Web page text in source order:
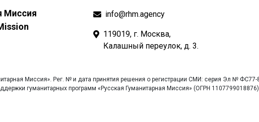
Миссия
info@rhm.agency
119019, г. Москва,
Калашный переулок, д. 3.
Миссия». Рег. № и дата принятия решения о регистрации СМИ: серия Эл № ФС77-
гуманитарных программ «Русская Гуманитарная Миссия» (ОГРН